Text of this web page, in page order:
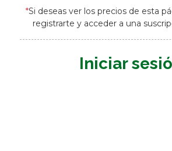
*Si deseas ver los precios de esta
registrarte y acceder a una
Iniciar